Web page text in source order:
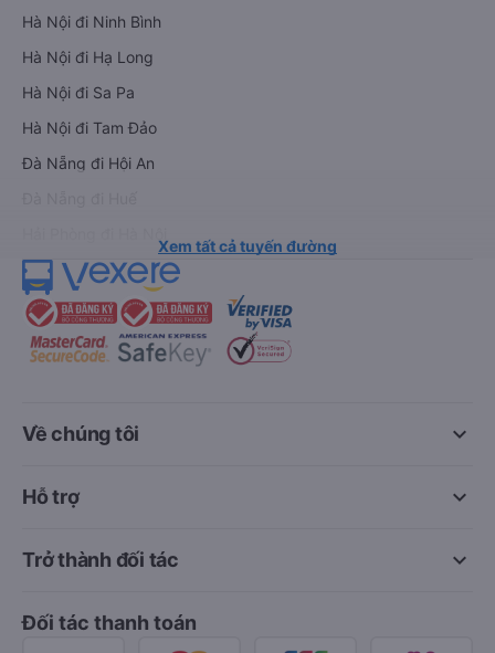
Hà Nội đi Ninh Bình
Hà Nội đi Hạ Long
Hà Nội đi Sa Pa
Hà Nội đi Tam Đảo
Đà Nẵng đi Hội An
Xem tất cả tuyến đường
keyboard_arrow_down
Về chúng tôi
keyboard_arrow_down
Hỗ trợ
keyboard_arrow_down
Trở thành đối tác
Đối tác thanh toán